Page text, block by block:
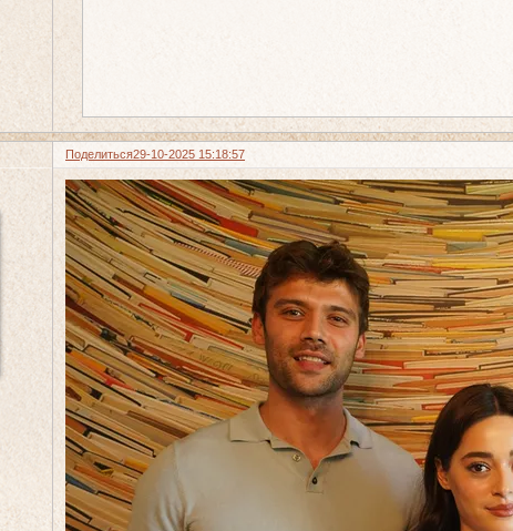
Поделиться29-10-2025 15:18:57